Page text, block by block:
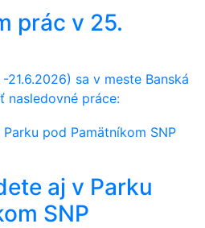
prác v 25.
-21.6.2026) sa v meste Banská
nasledovné práce:
aj v Parku
SNP